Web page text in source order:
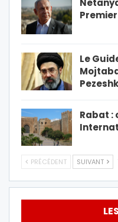
Le
Rabat :
PRÉCÉDENT SUIVANT